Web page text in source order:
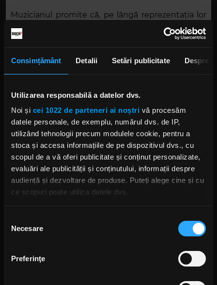
Consimțământ Detalii Setări publicitate Despre
Utilizarea responsabilă a datelor dvs.
Noi și cei 1022 de parteneri ai noștri vă procesăm
datele personale, de exemplu, numărul dvs. de IP,
utilizând tehnologii precum modulele cookie, pentru a
stoca și accesa informațiile de pe dispozitivul dvs., cu
scopul de a vă oferi publicitate și conținut personalizate,
evaluări ale publicității și conținutului, informații despre
audiență și dezvoltare de produse. Puteți alege cine și cu
ce scopuri poate utiliza datele dvs.
Să colectăm informațiile cu privire la locația dvs.
Să vă identificăm dispozitivul scanândul-l în mod
activ după caracteristici specifice (amprentare)
consimțământului
Necesare
Preferinţe
Muzicianul promite că, pe lângă reprezentația lor
în calitate de cap de afiș,
Bring Me The Horizon
vor interpreta și piese mai vechi, ce nu au mai fost
weekend din toate timpurile,” susțineSykes
BULLET FOR MY VALENTINE SPIRITBOX BEARTOOTH
MOTIONLESS IN WHITE NOVA TWINS PVRIS
Rock News
YouTube cu transmisie non-stop